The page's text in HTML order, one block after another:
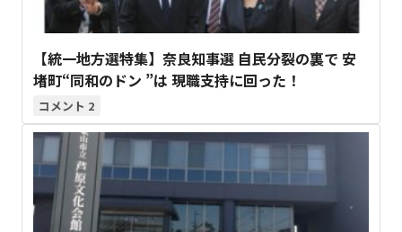
【統一地方選特集】奈良知事選 自民分裂の裏で 安
堵町“同和のドン ”は 現職支持に回った！
2